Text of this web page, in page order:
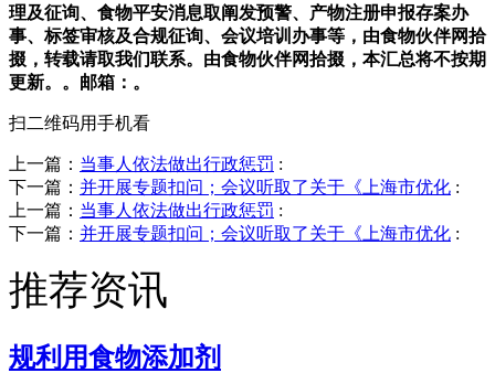
扫二维码用手机看
上一篇： 当事人依法做出行政惩罚 :
下一篇： 并开展专题扣问；会议听取了关于《上海市优化 :
上一篇： 当事人依法做出行政惩罚 :
下一篇： 并开展专题扣问；会议听取了关于《上海市优化 :
推荐资讯
规利用食物添加剂